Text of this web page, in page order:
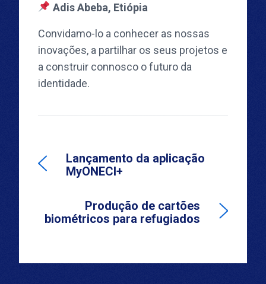
Adis Abeba, Etiópia
Convidamo-lo a conhecer as nossas
inovações, a partilhar os seus projetos e
a construir connosco o futuro da
identidade.
Lançamento da aplicação
MyONECI+
Produção de cartões
biométricos para refugiados